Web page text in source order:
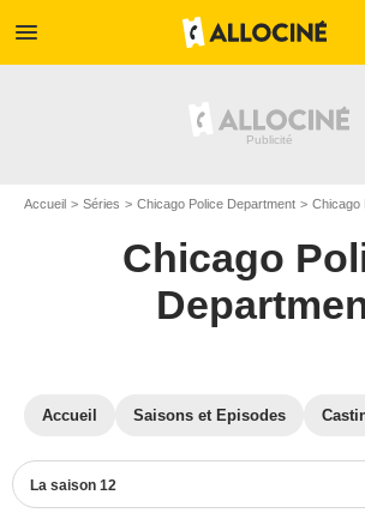
menu
Accueil Séries Chicago Police Department Chicago
Chicago
Accueil Saisons et Episodes
La saison 12